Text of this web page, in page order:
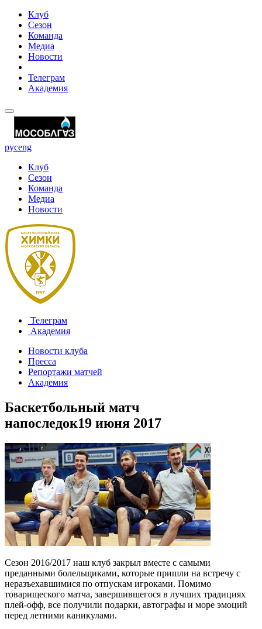
Клуб
Сезон
Команда
Медиа
Новости
Телеграм
Академия
русeng
Клуб
Сезон
Команда
Медиа
Новости
Телеграм
Академия
Новости клуба
Пресса
Репортажи матчей
Академия
Баскетбольный матч
напоследок19 июня 2017
Сезон 2016/2017 наш клуб закрыл вместе с самыми
преданными болельщиками, которые пришли на встречу с
неразъехавшимися по отпускам игроками. Помимо
товарищеского матча, завершившегося в лучших традициях
плей-офф, все получили подарки, автографы и море эмоций
перед летними каникулами.